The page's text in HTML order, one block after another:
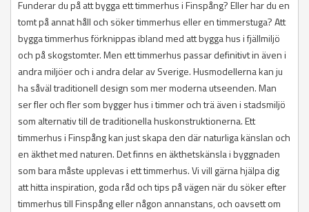
Funderar du på att bygga ett timmerhus i Finspång? Eller har du en
tomt på annat håll och söker timmerhus eller en timmerstuga? Att
bygga timmerhus förknippas ibland med att bygga hus i fjällmiljö
och på skogstomter. Men ett timmerhus passar definitivt in även i
andra miljöer och i andra delar av Sverige. Husmodellerna kan ju
ha såväl traditionell design som mer moderna utseenden. Man
ser fler och fler som bygger hus i timmer och trä även i stadsmiljö
som alternativ till de traditionella huskonstruktionerna. Ett
timmerhus i Finspång kan just skapa den där naturliga känslan och
en äkthet med naturen. Det finns en äkthetskänsla i byggnaden
som bara måste upplevas i ett timmerhus. Vi vill gärna hjälpa dig
att hitta inspiration, goda råd och tips på vägen när du söker efter
timmerhus till Finspång eller någon annanstans, och oavsett om